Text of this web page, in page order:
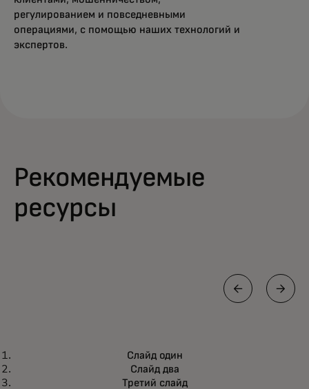
регулированием и повседневными
операциями, с помощью наших технологий и
экспертов.
Рекомендуемые
ресурсы
Mastercard трансформирует
трансграничные платежи для
opens in a new tab
Слайд один
Слайд два
Третий слайд